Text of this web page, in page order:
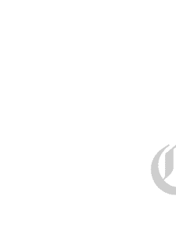
Nicasio Zapata, al grado